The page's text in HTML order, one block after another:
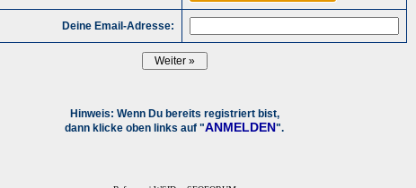
Deine Email-Adresse:
Hinweis: Wenn Du bereits registriert bist,
dann klicke oben links auf "ANMELDEN".